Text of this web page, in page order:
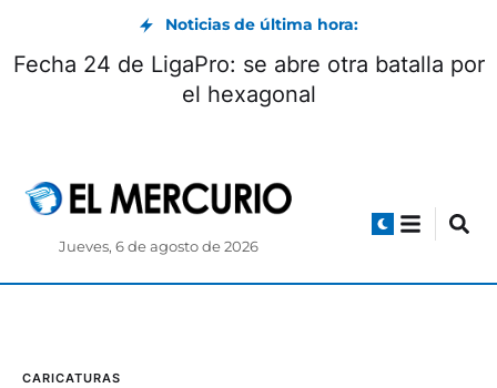
Noticias de última hora:
Fecha 24 de LigaPro: se abre otra batalla por
el hexagonal
Jueves, 6 de agosto de 2026
CARICATURAS